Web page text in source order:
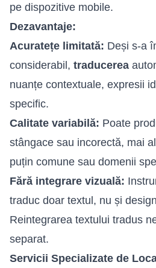
pe dispozitive mobile.
Dezavantaje:
Acuratețe limitată: Deși s-a
considerabil, traducerea
nuanțe contextuale, expresii
specific.
Calitate variabilă: Poate
stângace sau incorectă, mai
puțin comune sau domenii
Fără integrare vizuală:
traduc doar textul, nu și
Reintegrarea textului tradus
separat.
Servicii Specializate de